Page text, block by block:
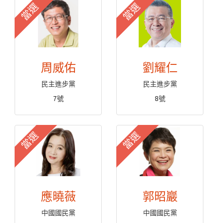
當選
周威佑
民主進步黨
7號
當選
劉耀仁
民主進步黨
8號
當選
應曉薇
中國國民黨
當選
郭昭巖
中國國民黨